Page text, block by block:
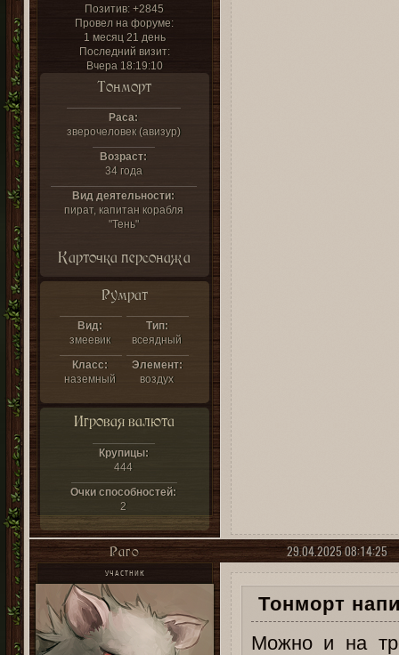
Позитив: +2845
Провел на форуме:
1 месяц 21 день
Последний визит:
Вчера 18:19:10
Тонморт
Раса:
зверочеловек (авизур)
Возраст:
34 года
Вид деятельности:
пират, капитан корабля
"Тень"
Карточка персонажа
Румрат
Вид:
змеевик
Тип:
всеядный
Класс:
наземный
Элемент:
воздух
Игровая валюта
Крупицы:
444
Очки способностей:
2
29.04.2025 08:14:25
Раго
УЧАСТНИК
Тонморт
Можно и на